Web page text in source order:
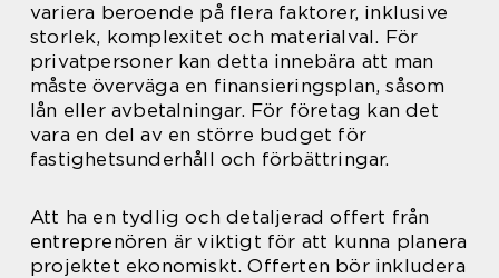
variera beroende på flera faktorer, inklusive
storlek, komplexitet och materialval. För
privatpersoner kan detta innebära att man
måste överväga en finansieringsplan, såsom
lån eller avbetalningar. För företag kan det
vara en del av en större budget för
fastighetsunderhåll och förbättringar.
Att ha en tydlig och detaljerad offert från
entreprenören är viktigt för att kunna planera
projektet ekonomiskt. Offerten bör inkludera